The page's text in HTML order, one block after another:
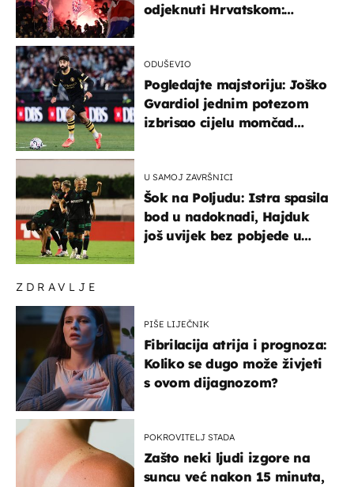
ZDRAVLJE
PIŠE LIJEČNIK
Fibrilacija atrija i prognoza:
Koliko se dugo može živjeti
s ovom dijagnozom?
POKROVITELJ STADA
Zašto neki ljudi izgore na
suncu već nakon 15 minuta,
odjeknuti Hrvatskom:
ODUŠEVIO
Pogledajte majstoriju: Joško
Gvardiol jednim potezom
izbrisao cijelu momčad
U SAMOJ ZAVRŠNICI
Šok na Poljudu: Istra spasila
bod u nadoknadi, Hajduk
još uvijek bez pobjede u